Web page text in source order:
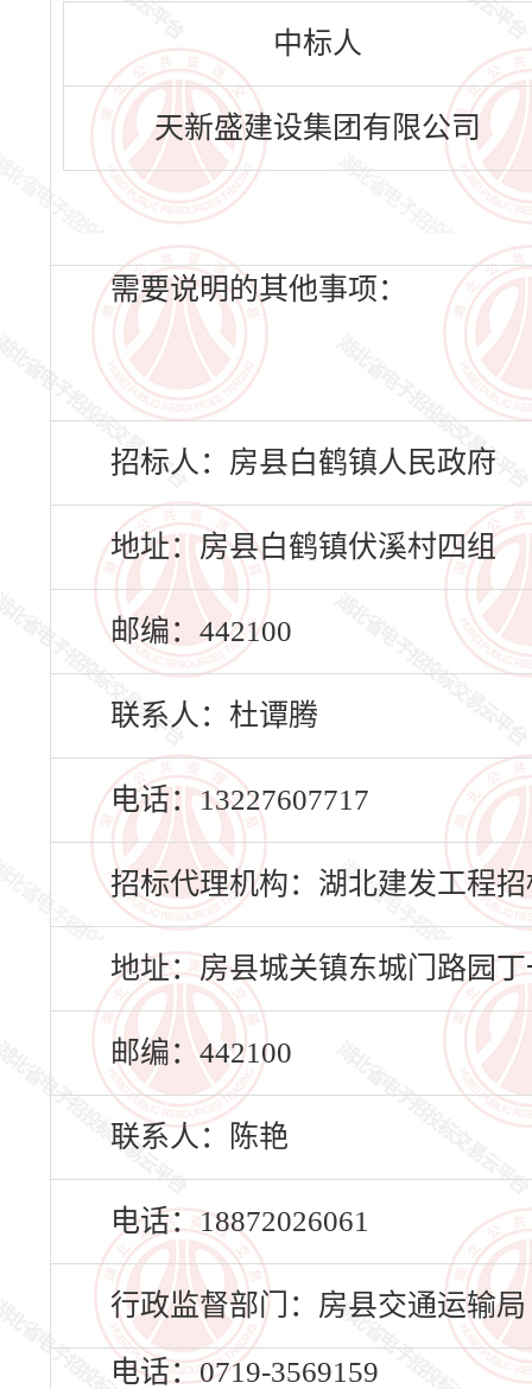
中标人
天新盛建设集团有限公司
需要说明的其他事项：
招标人：房县白鹤镇人民政府
地址：房县白鹤镇伏溪村四组
邮编：442100
联系人：杜谭腾
电话：13227607717
招标代理机构：湖北建发工程
地址：房县城关镇东城门路园
邮编：442100
联系人：陈艳
电话：18872026061
行政监督部门：房县交通运输局
电话：0719-3569159